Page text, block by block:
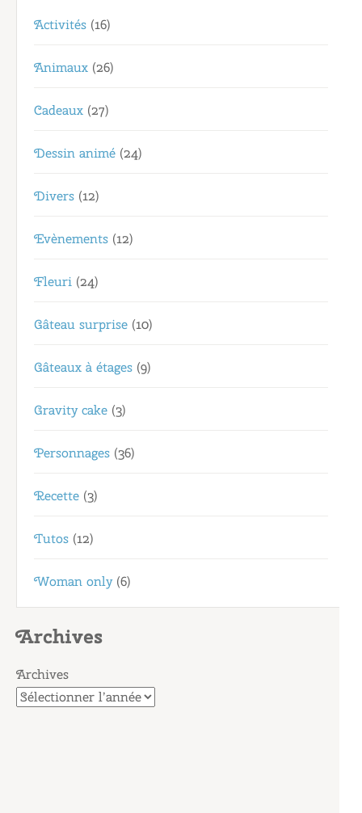
Activités (16)
Animaux (26)
Cadeaux (27)
Dessin animé (24)
Divers (12)
Evènements (12)
Fleuri (24)
Gâteau surprise (10)
Gâteaux à étages (9)
Gravity cake (3)
Personnages (36)
Recette (3)
Tutos (12)
Woman only(6)
Archives
Archives